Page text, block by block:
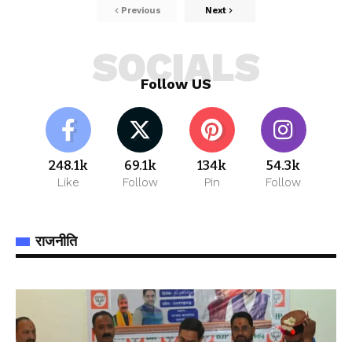
Previous Next
Follow US
SOCIALS
248.1k
Like
69.1k
Follow
134k
Pin
54.3k
Follow
राजनीति